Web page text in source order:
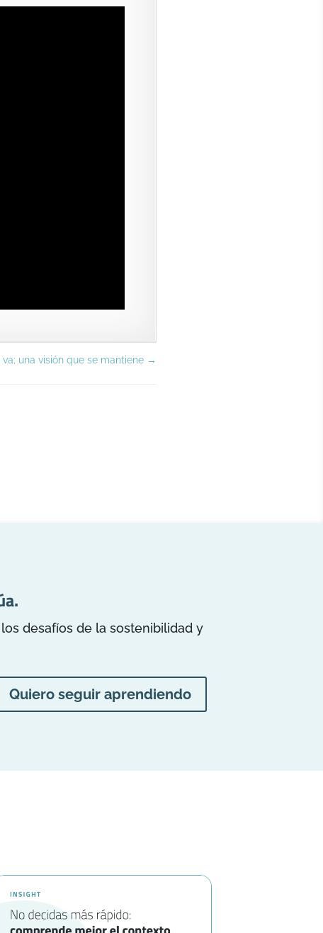
una visión que se mantiene→
desafíos de la sostenibilidad y
Quiero seguir aprendiendo